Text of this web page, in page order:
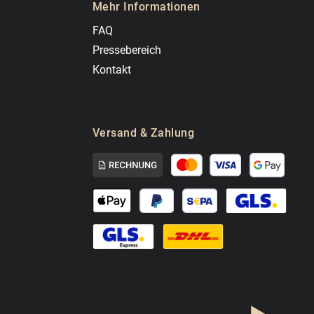
Mehr Informationen
FAQ
Pressebereich
Kontakt
Versand & Zahlung